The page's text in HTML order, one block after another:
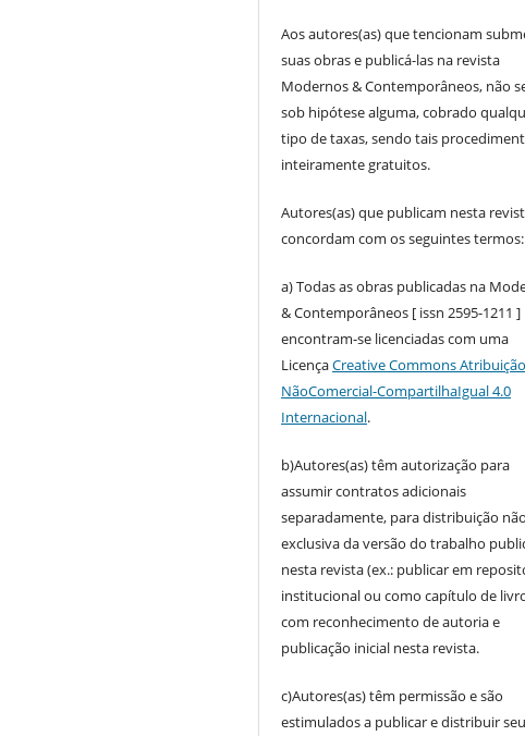
Aos autores(as) que tencionam
suas obras e publicá-las na revista
Modernos & Contemporâneos, não
sob hipótese alguma, cobrado
tipo de taxas, sendo tais
inteiramente gratuitos.
Autores(as) que publicam nesta
concordam com os seguintes termos:
a) Todas as obras publicadas na
& Contemporâneos [ issn 2595-1211 ]
encontram-se licenciadas com uma
LicençaCreative Commons
NãoComercial-CompartilhaIgual 4.0
Internacional.
b)Autores(as) têm autorização para
assumir contratos adicionais
separadamente, para distribuição
exclusiva da versão do trabalho
nesta revista (ex.: publicar em
institucional ou como capítulo de
com reconhecimento de autoria e
publicação inicial nesta revista.
c)Autores(as) têm permissão e são
estimulados a publicar e distribuir seu